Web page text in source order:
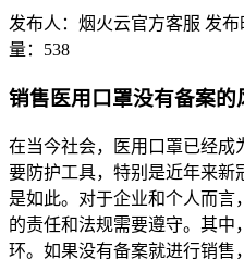
发布人：烟火云官方客服 发布
量：538
销售医用口罩没有备案的
在当今社会，医用口罩已经成
要防护工具，特别是近年来新
是如此。对于企业和个人而言
的责任和法规需要遵守。其
环。如果没有备案就进行销售